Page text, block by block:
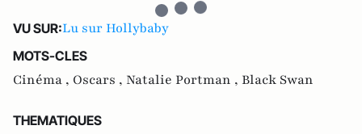
VU SUR:Lu sur Hollybaby
MOTS-CLES
Cinéma , Oscars , Natalie Portman , Black Swan
THEMATIQUES